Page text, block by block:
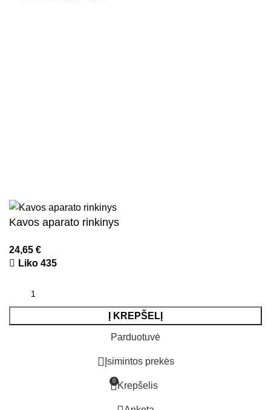
Kavos aparato rinkinys
24,65 €
Liko 435
Į KREPŠELĮ
Parduotuvė
Įsimintos prekės
0 Krepšelis